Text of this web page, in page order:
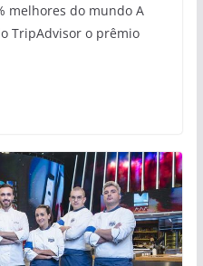
melhores do mundo A
TripAdvisor o prêmio